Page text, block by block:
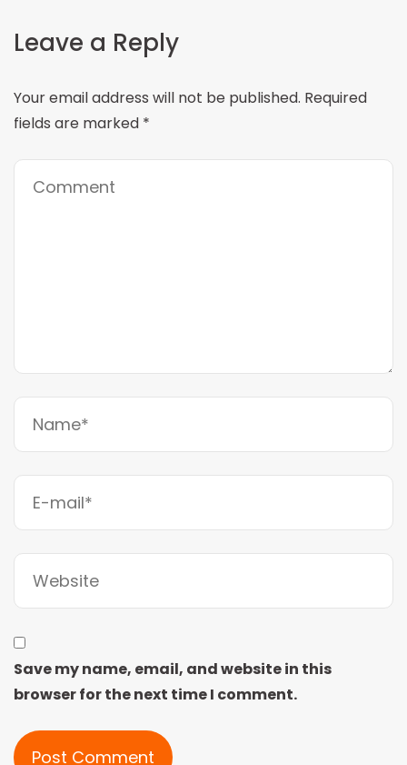
Leave a Reply
Your email address will not be published. Required
fields are marked *
Save my name, email, and website in this
browser for the next time I comment.